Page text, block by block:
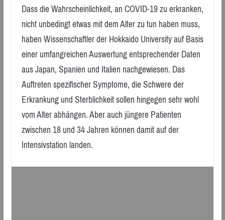
Dass die Wahrscheinlichkeit, an COVID-19 zu erkranken,
nicht unbedingt etwas mit dem Alter zu tun haben muss,
haben Wissenschaftler der Hokkaido University auf Basis
einer umfangreichen Auswertung entsprechender Daten
aus Japan, Spanien und Italien nachgewiesen. Das
Auftreten spezifischer Symptome, die Schwere der
Erkrankung und Sterblichkeit sollen hingegen sehr wohl
vom Alter abhängen. Aber auch jüngere Patienten
zwischen 18 und 34 Jahren können damit auf der
Intensivstation landen.